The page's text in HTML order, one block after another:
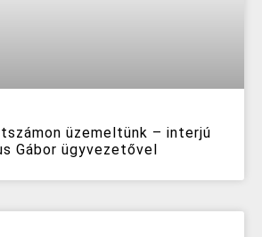
üzemeltünk – interjú
Gábor ügyvezetővel